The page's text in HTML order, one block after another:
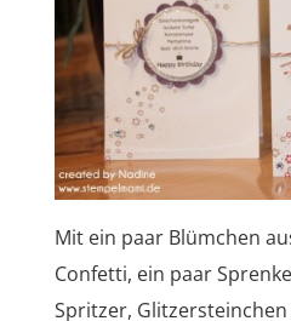
Mit ein paar Blümchen
Confetti, ein paar
Spritzer,